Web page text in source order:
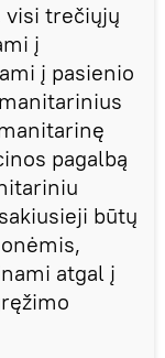
visi trečiųjų
į
į pasienio
pagalbą
būtų
atgal į